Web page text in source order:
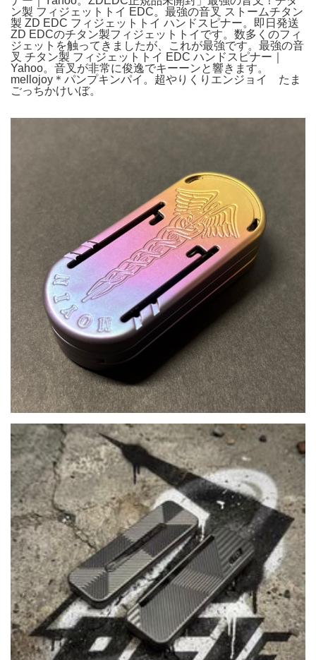
ン製 フィジェットトイ EDC。最強の音叉 ストームチタン
製 ZD EDC フィジェットトイ ハンドスピナー。即日発送
ZD EDCのチタン製フィジェットトイです。数多くのフィ
ジェットを触ってきましたが、これが最強です。最強の音
叉 チタン製 フィジェットトイ EDC ハンドスピナー｜
Yahoo。音叉が非常に俊逸でキーーンと響きます。
mellojoy＊パンプキンパイ。超やりくりエンジョイ たま
ごっちかけいぼ。